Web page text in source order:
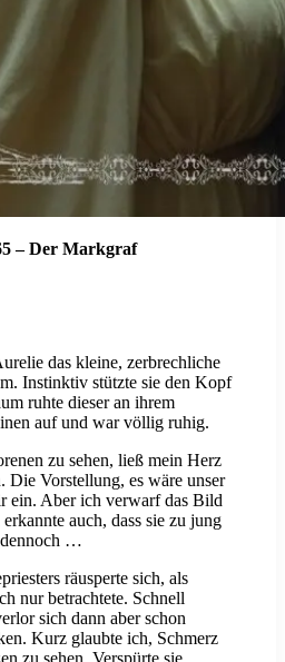
– Der Markgraf
das kleine, zerbrechliche
Instinktiv stützte sie den Kopf
ruhte dieser an ihrem
auf und war völlig ruhig.
zu sehen, ließ mein Herz
Die Vorstellung, es wäre unser
ein. Aber ich verwarf das Bild
auch, dass sie zu jung
…
räusperte sich, als
nur betrachtete. Schnell
sich dann aber schon
Kurz glaubte ich, Schmerz